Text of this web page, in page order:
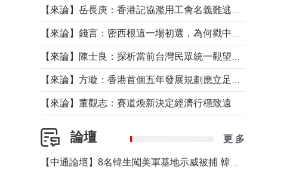
【來論】董觀志：賽道煥新決定經濟行穩致遠
論壇 更 多